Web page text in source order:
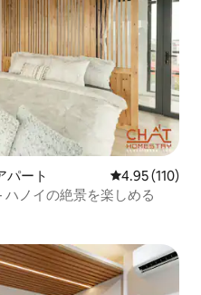
パート レビュー110
4.95 (110)
ノイの絶景を楽しめる